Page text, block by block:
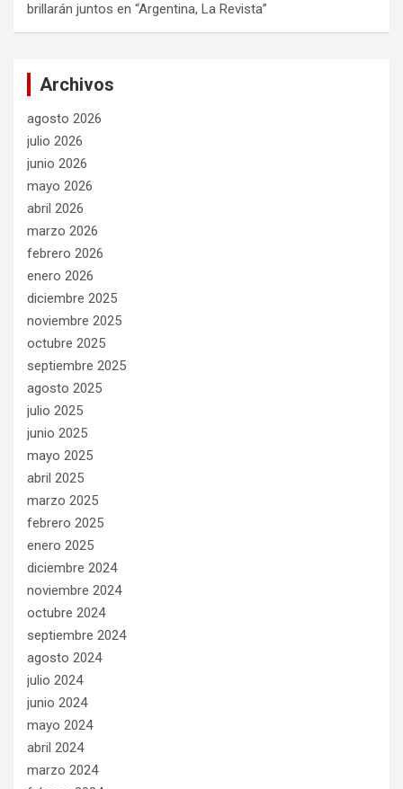
brillarán juntos en “Argentina, La Revista”
Archivos
agosto 2026
julio 2026
junio 2026
mayo 2026
abril 2026
marzo 2026
febrero 2026
enero 2026
diciembre 2025
noviembre 2025
octubre 2025
septiembre 2025
agosto 2025
julio 2025
junio 2025
mayo 2025
abril 2025
marzo 2025
febrero 2025
enero 2025
diciembre 2024
noviembre 2024
octubre 2024
septiembre 2024
agosto 2024
julio 2024
junio 2024
mayo 2024
abril 2024
marzo 2024